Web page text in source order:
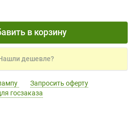
в корзину
дешевле?
Запросить оферту
госзаказа